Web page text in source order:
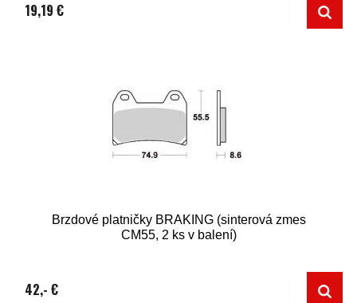
19,19 €
Brzdové platničky BRAKING (sinterová zmes
CM55, 2 ks v balení)
42,- €